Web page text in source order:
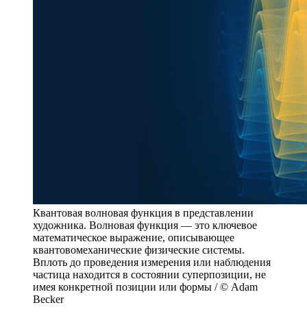
Квантовая волновая функция в представлении
художника. Волновая функция — это ключевое
математическое выражение, описывающее
квантовомеханические физические системы.
Вплоть до проведения измерения или наблюдения
частица находится в состоянии суперпозиции, не
имея конкретной позиции или формы / © Adam
Becker